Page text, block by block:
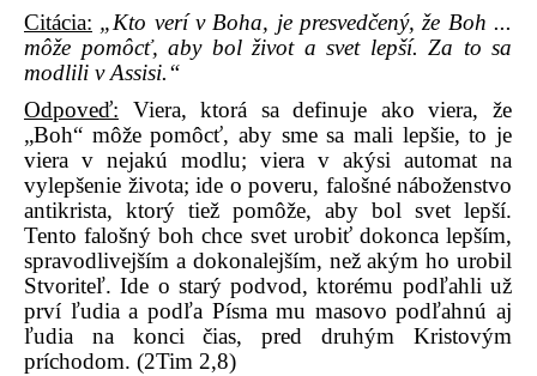
Citácia: „Kto verí v Boha, je presvedčený, že Boh ...
môže pomôcť, aby bol život a svet lepší. Za to sa
modlili v Assisi.“
Odpoveď: Viera, ktorá sa definuje ako viera, že
„Boh“ môže pomôcť, aby sme sa mali lepšie, to je
viera v nejakú modlu; viera v akýsi automat na
vylepšenie života; ide o poveru, falošné náboženstvo
antikrista, ktorý tiež pomôže, aby bol svet lepší.
Tento falošný boh chce svet urobiť dokonca lepším,
spravodlivejším a dokonalejším, než akým ho urobil
Stvoriteľ. Ide o starý podvod, ktorému podľahli už
prví ľudia a podľa Písma mu masovo podľahnú aj
ľudia na konci čias, pred druhým Kristovým
príchodom. (2Tim 2,8)